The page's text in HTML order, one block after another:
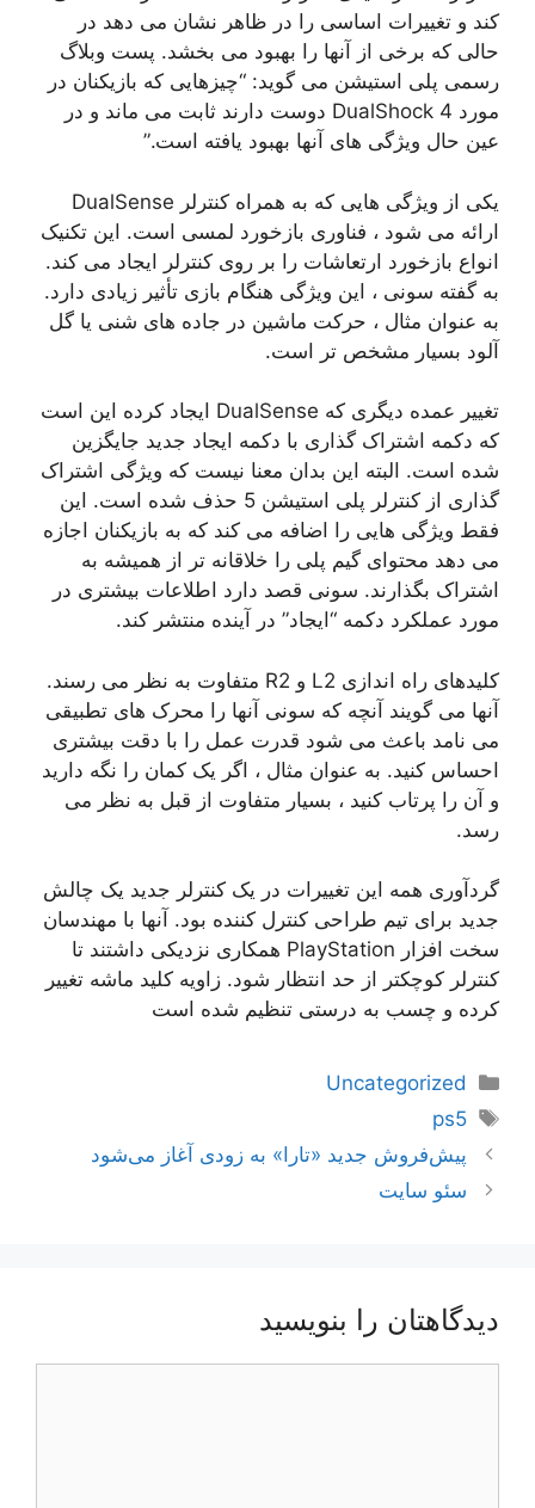
کند و تغییرات اساسی را در ظاهر نشان می دهد در
حالی که برخی از آنها را بهبود می بخشد. پست وبلاگ
رسمی پلی استیشن می گوید: “چیزهایی که بازیکنان در
مورد DualShock 4 دوست دارند ثابت می ماند و در
عین حال ویژگی های آنها بهبود یافته است.”
یکی از ویژگی هایی که به همراه کنترلر DualSense
ارائه می شود ، فناوری بازخورد لمسی است. این تکنیک
انواع بازخورد ارتعاشات را بر روی کنترلر ایجاد می کند.
به گفته سونی ، این ویژگی هنگام بازی تأثیر زیادی دارد.
به عنوان مثال ، حرکت ماشین در جاده های شنی یا گل
آلود بسیار مشخص تر است.
تغییر عمده دیگری که DualSense ایجاد کرده این است
که دکمه اشتراک گذاری با دکمه ایجاد جدید جایگزین
شده است. البته این بدان معنا نیست که ویژگی اشتراک
گذاری از کنترلر پلی استیشن 5 حذف شده است. این
فقط ویژگی هایی را اضافه می کند که به بازیکنان اجازه
می دهد محتوای گیم پلی را خلاقانه تر از همیشه به
اشتراک بگذارند. سونی قصد دارد اطلاعات بیشتری در
مورد عملکرد دکمه “ایجاد” در آینده منتشر کند.
کلیدهای راه اندازی L2 و R2 متفاوت به نظر می رسند.
آنها می گویند آنچه که سونی آنها را محرک های تطبیقی ​​
می نامد باعث می شود قدرت عمل را با دقت بیشتری
احساس کنید. به عنوان مثال ، اگر یک کمان را نگه دارید
و آن را پرتاب کنید ، بسیار متفاوت از قبل به نظر می
رسد.
گردآوری همه این تغییرات در یک کنترلر جدید یک چالش
جدید برای تیم طراحی کنترل کننده بود. آنها با مهندسان
سخت افزار PlayStation همکاری نزدیکی داشتند تا
کنترلر کوچکتر از حد انتظار شود. زاویه کلید ماشه تغییر
کرده و چسب به درستی تنظیم شده است
دسته‌ها
Uncategorized
برچسب‌ها
ps5
ناوبری
نوشته‌ها
پیش‌فروش جدید «تارا» به زودی آغاز می‌شود
سئو سایت
دیدگاهتان را بنویسید